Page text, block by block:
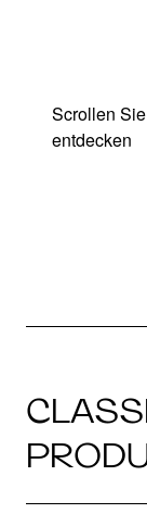
Scrollen
entdecken